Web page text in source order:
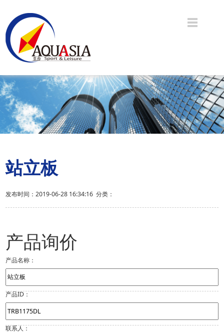
站立板
发布时间：2019-06-28 16:34:16 分类：
产品询价
产品名称：
产品ID：
联系人：